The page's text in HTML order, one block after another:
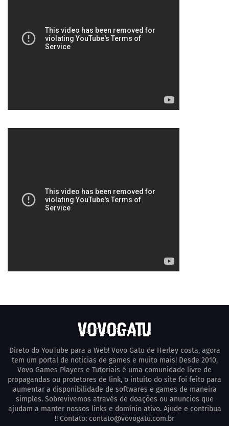
Direto do YouTube para a Web! Vovo Gatu de Herley costa, agora
tem um portal de noticias de games e muito mais! Desde 2010,
Vovo Games Players e Tutoriais é uma comunidade livre de
propagandas ou protetores de link, o intuito do site foi feito para
aumentar a disponibilidade de softwares e games de maneira
simples. Sobrevivemos através de doações ou anuncios que
ajudam a manter nossos links e domínio ativo. Ajude e contribua
!! Contato: contato@vovogatu.com.br